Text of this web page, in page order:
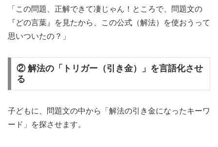
「この問題、正解できて凄じゃん！ところで、問題文の
『どの言葉』を見たから、この公式（解法）を使おうって
思いついたの？」
② 解法の「トリガー（引き金）」を言語化させ
る
子どもに、問題文の中から「解法の引き金になったキーワ
ード」を探させます。